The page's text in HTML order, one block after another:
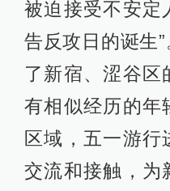
被迫接受不安定
告反攻日的诞生
了新宿、涩谷区
有相似经历的年
区域，五一游行
交流和接触，为